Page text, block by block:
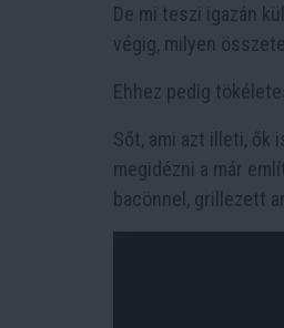
De mi teszi igazán
végig, milyen
Ehhez pedig
Sőt, ami azt illeti, ők
megidézni a már
bacönnel, grillezett